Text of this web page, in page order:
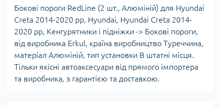
Бокові пороги RedLine (2 шт., Алюміній) для Hyundai
Creta 2014-2020 рр, Hyundai, Hyundai Creta 2014-
2020 рр, Кенгурятники і підніжки -> Бокові пороги,
від виробника Erkul, країна виробництво Туреччина,
матеріал Алюміній, тип установки В штатні місця.
Тільки якісні автоаксесуари від прямого імпортера
та виробника, з гарантією та доставкою.